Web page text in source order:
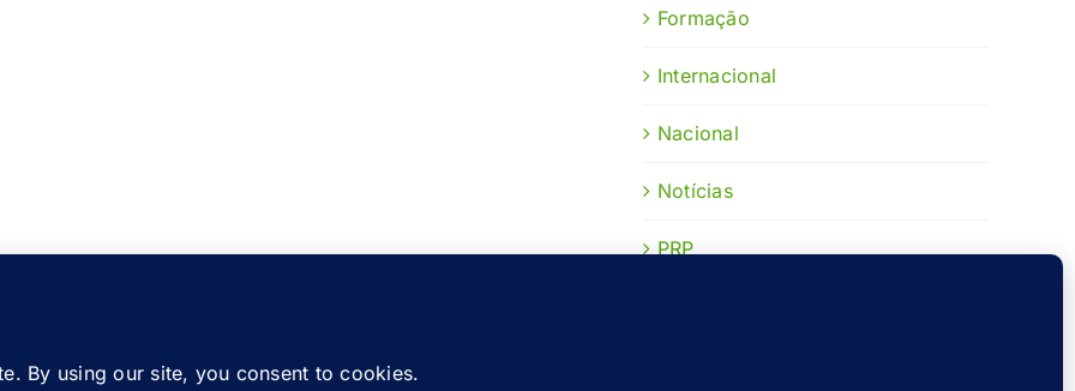
Formação
Internacional
Nacional
Notícias
PRP